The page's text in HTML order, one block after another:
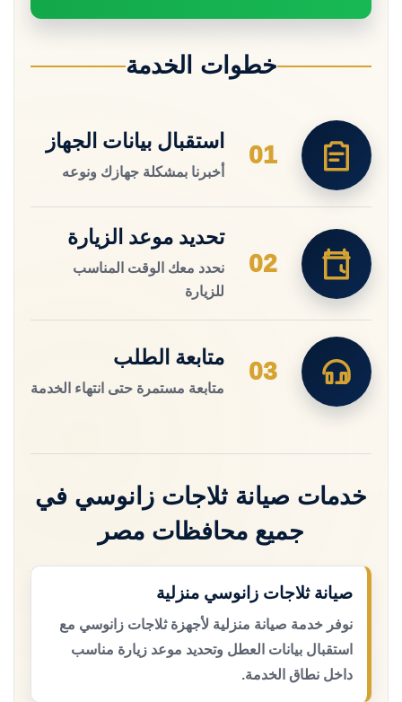
خطوات الخدمة
01
استقبال بيانات الجهاز
أخبرنا بمشكلة جهازك ونوعه
02
تحديد موعد الزيارة
نحدد معك الوقت المناسب
للزيارة
03
متابعة الطلب
متابعة مستمرة حتى انتهاء الخدمة
خدمات صيانة ثلاجات زانوسي في
جميع محافظات مصر
صيانة ثلاجات زانوسي منزلية
نوفر خدمة صيانة منزلية لأجهزة ثلاجات زانوسي مع
استقبال بيانات العطل وتحديد موعد زيارة مناسب
داخل نطاق الخدمة.